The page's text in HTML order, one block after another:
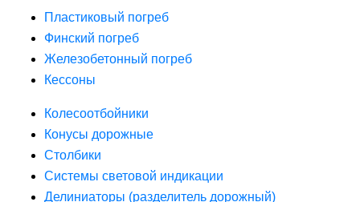
Пластиковый погреб
Финский погреб
Железобетонный погреб
Кессоны
Колесоотбойники
Конусы дорожные
Столбики
Системы световой индикации
Делиниаторы (разделитель дорожный)